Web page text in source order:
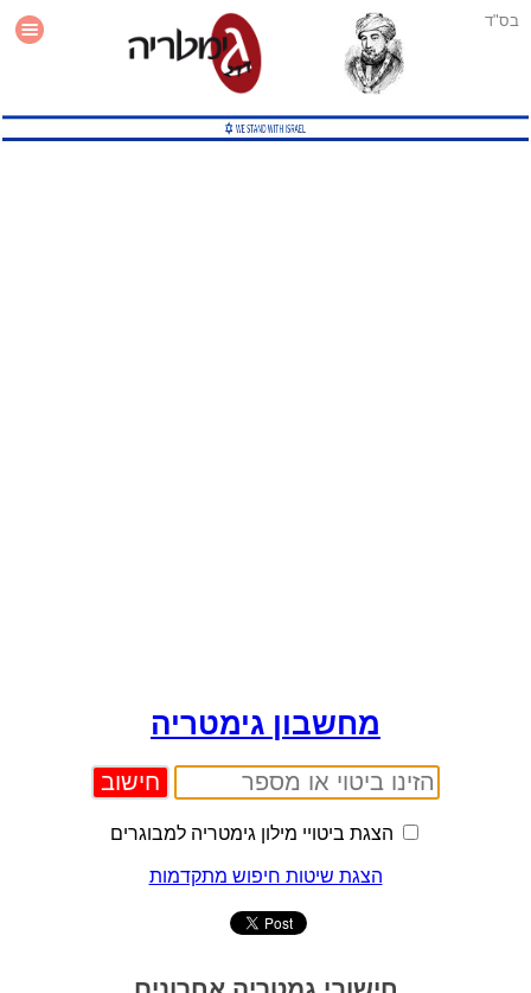
בס"ד
עזרה
מחשבון גימטריה
הצגת ביטויי מילון גימטריה למבוגרים
הצגת שיטות חיפוש מתקדמות